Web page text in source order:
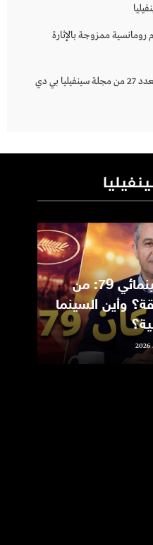
أفلام رومانسية ممزوجة بالإثارة
تحميل العدد 27 من مجلة سينفيليا بي دي
مهرجان كان السينمائي 79: من
وأين السينما